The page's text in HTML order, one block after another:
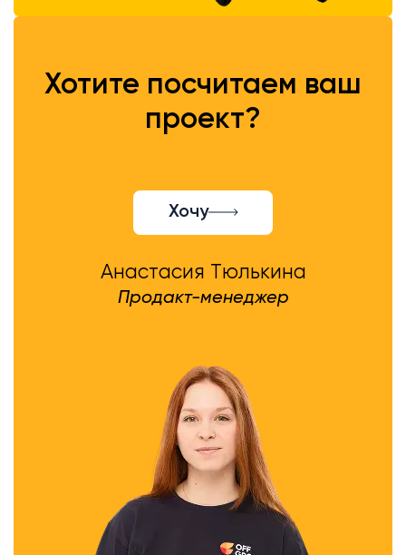
Хотите посчитаем ваш
проект?
Хочу
Анастасия Тюлькина
Продакт-менеджер